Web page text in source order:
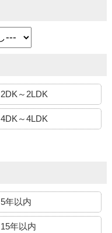
2DK～2LDK
4DK～4LDK
5年以内
15年以内